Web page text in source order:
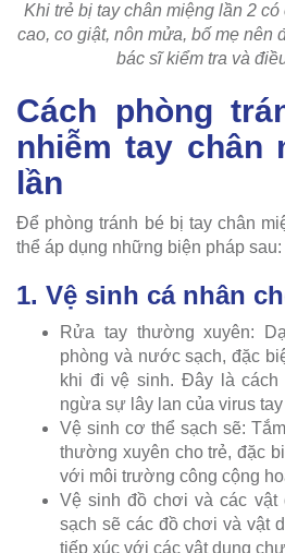
Khi trẻ bị tay chân miệng lần 2
cao, co giật, nôn mửa, bố mẹ nên
bác sĩ kiểm tra và
Cách phòng
nhiễm tay chân
lần
Để phòng tránh bé bị tay chân
thể áp dụng những biện pháp sau:
1. Vệ sinh cá nhân
Rửa tay thường xuyên:
phòng và nước sạch, đặc
khi đi vệ sinh. Đây là cách
ngừa sự lây lan của virus
Vệ sinh cơ thể sạch sẽ:
thường xuyên cho trẻ, đặc
với môi trường công cộng
Vệ sinh đồ chơi và các vật
sạch sẽ các đồ chơi và vật
tiếp xúc với các vật dụng